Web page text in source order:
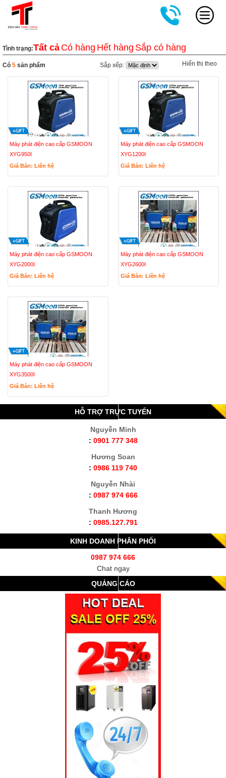
Tình trạng:Tất cả Có hàng Hết hàng Sắp có hàng
Có 5 sản phẩm Sắp xếp: Hiển thị theo
Máy phát điện cao cấp GSMOON
XYG950I
Giá Bán: Liên hệ
Máy phát điện cao cấp GSMOON
XYG1200I
Giá Bán: Liên hệ
Máy phát điện cao cấp GSMOON
XYG2000I
Giá Bán: Liên hệ
Máy phát điện cao cấp GSMOON
XYG2600I
Giá Bán: Liên hệ
Máy phát điện cao cấp GSMOON
XYG3500I
Giá Bán: Liên hệ
HỖ TRỢ TRỰC TUYẾN
Nguyễn Minh
: 0901 777 348
Hương Soan
: 0986 119 740
Nguyễn Nhài
: 0987 974 666
Thanh Hương
: 0985.127.791
KINH DOANH PHÂN PHỐI
0987 974 666
Chat ngay
QUẢNG CÁO